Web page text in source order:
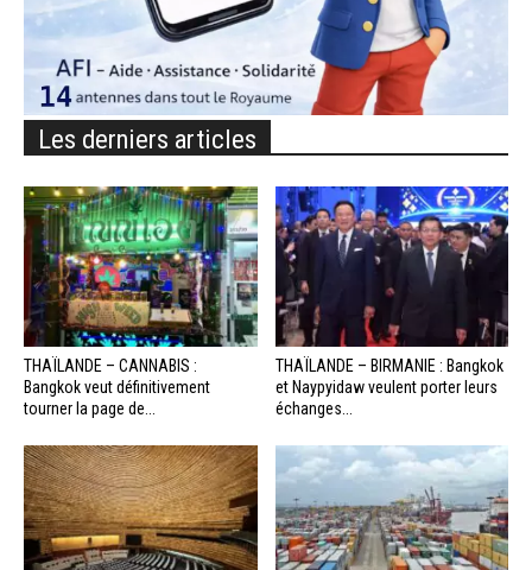
Les derniers articles
THAÏLANDE – CANNABIS :
Bangkok veut définitivement
tourner la page de...
THAÏLANDE – BIRMANIE : Bangkok
et Naypyidaw veulent porter leurs
échanges...